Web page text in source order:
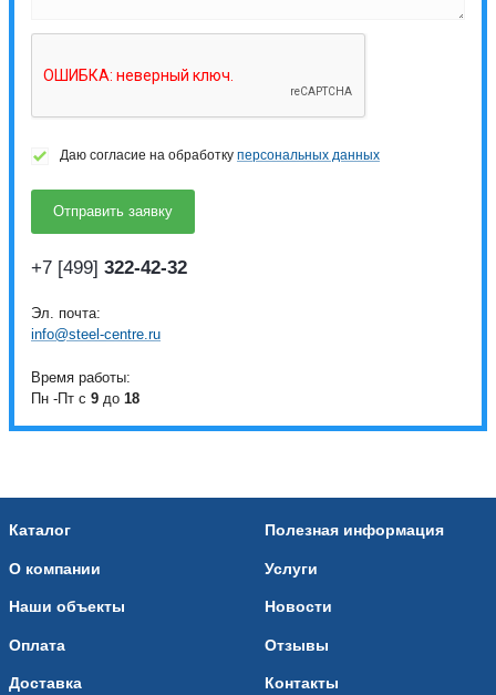
Даю согласие на обработку персональных данных
+7 [499] 322-42-32
Эл. почта:
info@steel-centre.ru
Время работы:
Пн -Пт с 9 до 18
Каталог
О компании
Наши объекты
Оплата
Доставка
Полезная информация
Услуги
Новости
Отзывы
Контакты